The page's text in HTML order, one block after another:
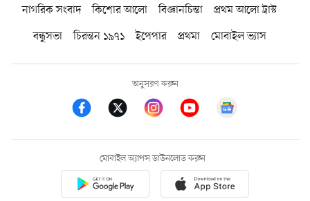
নাগরিক সংবাদ কিশোর আলো বিজ্ঞানচিন্তা
প্রথম আলো ট্রাস্ট
বন্ধুসভা
চিরন্তন ১৯৭১ ইপেপার প্রথমা মোবাইল ভ্যাস
অনুসরণ করুন
মোবাইল অ্যাপস ডাউনলোড করুন